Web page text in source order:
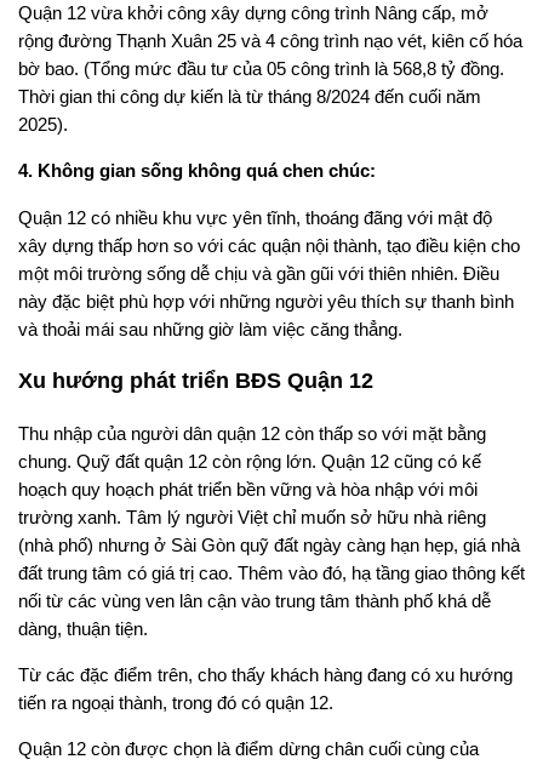
Quận 12 vừa khởi công xây dựng công trình Nâng cấp, mở
rộng đường Thạnh Xuân 25 và 4 công trình nạo vét, kiên cố hóa
bờ bao. (Tổng mức đầu tư của 05 công trình là 568,8 tỷ đồng.
Thời gian thi công dự kiến là từ tháng 8/2024 đến cuối năm
2025).
4. Không gian sống không quá chen chúc:
Quận 12 có nhiều khu vực yên tĩnh, thoáng đãng với mật độ
xây dựng thấp hơn so với các quận nội thành, tạo điều kiện cho
một môi trường sống dễ chịu và gần gũi với thiên nhiên. Điều
này đặc biệt phù hợp với những người yêu thích sự thanh bình
và thoải mái sau những giờ làm việc căng thẳng.
Xu hướng phát triển BĐS Quận 12
Thu nhập của người dân quận 12 còn thấp so với mặt bằng
chung. Quỹ đất quận 12 còn rộng lớn. Quận 12 cũng có kế
hoạch quy hoạch phát triển bền vững và hòa nhập với môi
trường xanh. Tâm lý người Việt chỉ muốn sở hữu nhà riêng
(nhà phố) nhưng ở Sài Gòn quỹ đất ngày càng hạn hẹp, giá nhà
đất trung tâm có giá trị cao. Thêm vào đó, hạ tầng giao thông kết
nối từ các vùng ven lân cận vào trung tâm thành phố khá dễ
dàng, thuận tiện.
Từ các đặc điểm trên, cho thấy khách hàng đang có xu hướng
tiến ra ngoại thành, trong đó có quận 12.
Quận 12 còn được chọn là điểm dừng chân cuối cùng của